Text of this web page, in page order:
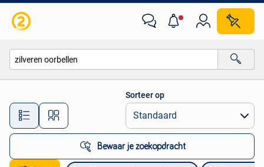
Alle afstanden…
Sorteer op
Bewaar je zoekopdracht